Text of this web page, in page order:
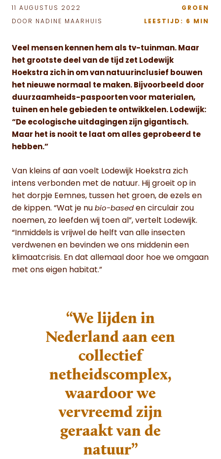
11 AUGUSTUS 2022
DOOR NADINE MAARHUIS
GROEN
LEESTIJD: 6 MIN
Veel mensen kennen hem als tv-tuinman. Maar
het grootste deel van de tijd zet Lodewijk
Hoekstra zich in om van natuurinclusief bouwen
het nieuwe normaal te maken. Bijvoorbeeld door
duurzaamheids-paspoorten voor materialen,
tuinen en hele gebieden te ontwikkelen. Lodewijk:
“De ecologische uitdagingen zijn gigantisch.
Maar het is nooit te laat om alles geprobeerd te
hebben.”
Van kleins af aan voelt Lodewijk Hoekstra zich
intens verbonden met de natuur. Hij groeit op in
het dorpje Eemnes, tussen het groen, de ezels en
de kippen. “Wat je nu bio-based en circulair zou
noemen, zo leefden wij toen al”, vertelt Lodewijk.
“Inmiddels is vrijwel de helft van alle insecten
verdwenen en bevinden we ons middenin een
klimaatcrisis. En dat allemaal door hoe we omgaan
met ons eigen habitat.”
“We lijden in
Nederland aan een
collectief
netheidscomplex,
waardoor we
vervreemd zijn
geraakt van de
natuur”